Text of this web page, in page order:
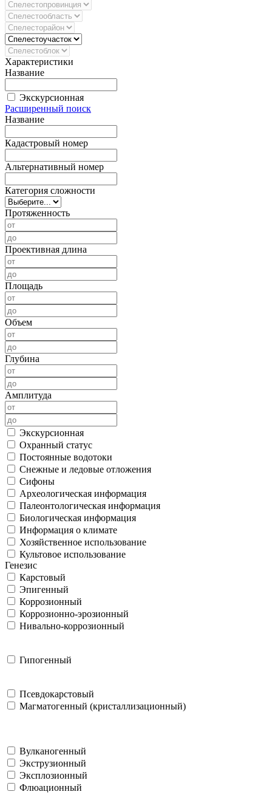
Характеристики
Название
Экскурсионная
Расширенный поиск
Название
Кадастровый номер
Альтернативный номер
Категория сложности
Протяженность
Проективная длина
Площадь
Объем
Глубина
Амплитуда
Экскурсионная
Охранный статус
Постоянные водотоки
Снежные и ледовые отложения
Сифоны
Археологическая информация
Палеонтологическая информация
Биологическая информация
Информация о климате
Хозяйственное использование
Культовое использование
Генезис
Карстовый
Эпигенный
Коррозионный
Коррозионно-эрозионный
Нивально-коррозионный
Гипогенный
Псевдокарстовый
Магматогенный (кристаллизационный)
Вулканогенный
Экструзионный
Эксплозионный
Флюационный